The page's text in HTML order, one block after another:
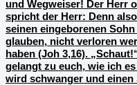
und Wegweiser! Der Herr
spricht der Herr: Denn
seinen eingeborenen
glauben, nicht verloren
haben (Joh 3,16).
gelangt zu euch, wie ich
wird schwanger und